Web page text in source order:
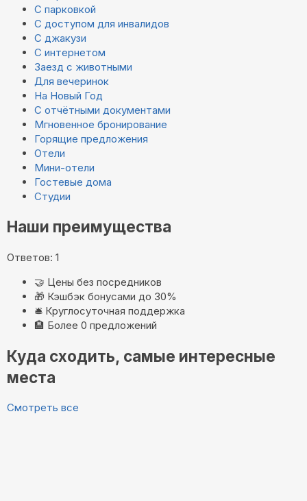
С парковкой
С доступом для инвалидов
С джакузи
С интернетом
Заезд с животными
Для вечеринок
На Новый Год
С отчётными документами
Мгновенное бронирование
Горящие предложения
Отели
Мини-отели
Гостевые дома
Студии
Наши преимущества
Ответов: 1
🤝 Цены без посредников
🎁 Кэшбэк бонусами до 30%
🛎️ Круглосуточная поддержка
🏨 Более 0 предложений
Куда сходить, самые интересные
места
Смотреть все